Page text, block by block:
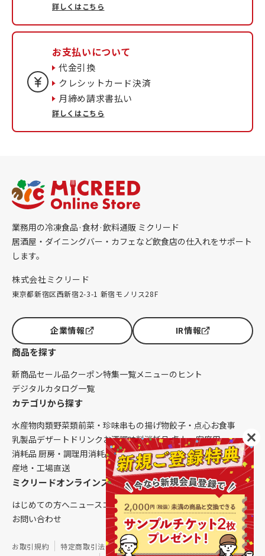
詳しくはこちら
お支払いについて
代金引換
クレシットカード決済
月締め請求書払い
詳しくはこちら
業務用の冷凍食品·食材·飲料通販 ミクリード
居酒屋・ダイニングバー・カフェなど飲食店の仕入れをサポート
します。
株式会社ミクリード
東京都新宿区西新宿2-3-1 新宿モノリス28F
企業情報 IR情報
商品を探す
新商品セール品クーポン特集一覧メニューのヒント
デジタルカタログ一覧
カテゴリから探す
水産物肉類野菜類前菜・珍味串もの揚げ物餃子・点心お食事
乳製品デザート ドリンク お酒調味料消耗品 卓上・客席用
消耗品 厨房・調理用消耗品 クレンリネス生鮮品（配送便限定）
産地・工場直送
ミクリードオンラインストアについて
はじめての方へニュースコラムご利用ガイド会社概要
お問い合わせ
お取引規約 特定商取引法に基づく表記
個人情報保護方針